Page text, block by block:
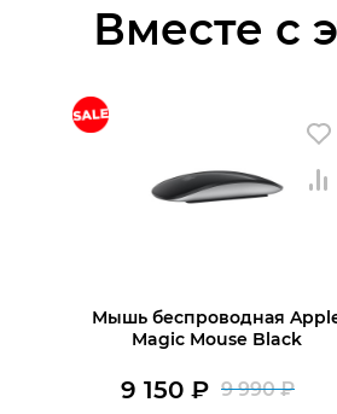
Вместе с
Мышь беспроводная
Magic Mouse Black
9 990₽
9 150₽